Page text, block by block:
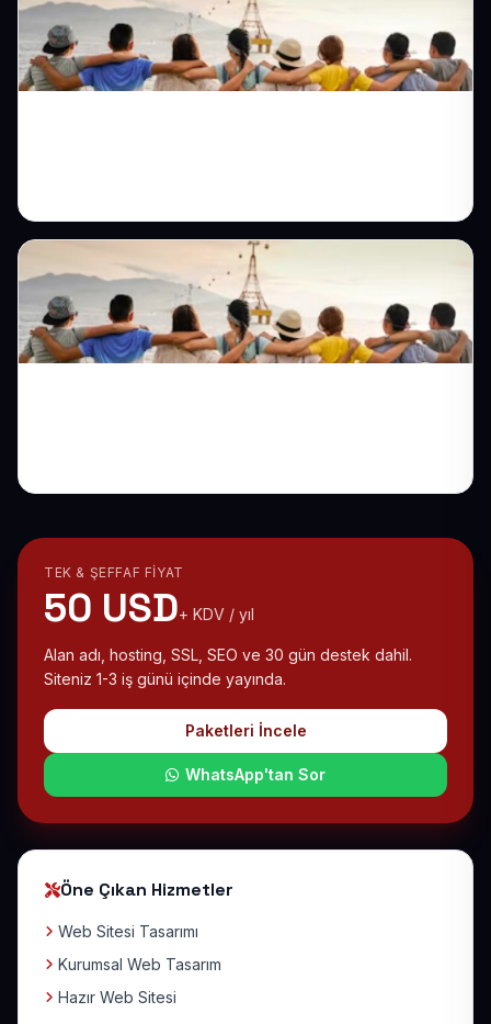
TEK & ŞEFFAF FIYAT
50 USD+ KDV / yıl
Alan adı, hosting, SSL, SEO ve 30 gün destek dahil.
Siteniz 1-3 iş günü içinde yayında.
Paketleri İncele
WhatsApp'tan Sor
Öne Çıkan Hizmetler
Web Sitesi Tasarımı
Kurumsal Web Tasarım
Hazır Web Sitesi